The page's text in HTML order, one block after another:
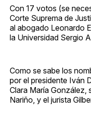
Con 17 votos (se
Corte Suprema de
al abogado Leonardo
la Universidad Sergio
Como se sabe los
por el presidente Iván
Clara María González,
Nariño, y el jurista